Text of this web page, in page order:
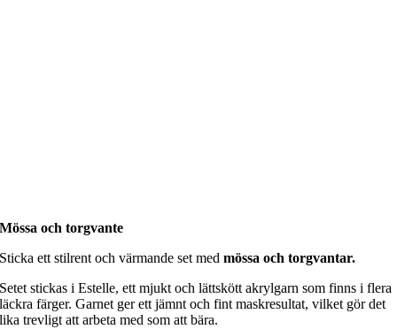
Mössa och torgvante
Sticka ett stilrent och värmande set medmössa och torgvantar.
Setet stickas i Estelle, ett mjukt och lättskött akrylgarn som finns i flera
läckra färger. Garnet ger ett jämnt och fint maskresultat, vilket gör det
lika trevligt att arbeta med som att bära.